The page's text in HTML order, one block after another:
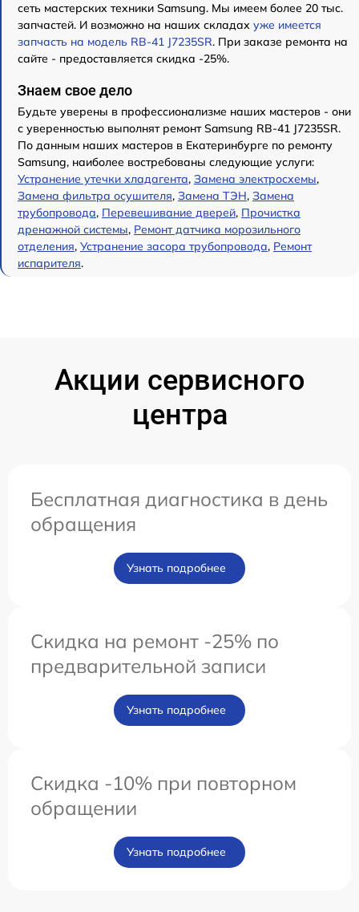
сеть мастерских техники Samsung. Мы имеем более 20 тыс.
запчастей. И возможно на наших складах уже имеется
запчасть на модель RB-41 J7235SR. При заказе ремонта на
сайте - предоставляется скидка -25%.
Знаем свое дело
Будьте уверены в профессионализме наших мастеров - они
с уверенностью выполнят ремонт Samsung RB-41 J7235SR.
По данным наших мастеров в Екатеринбурге по ремонту
Samsung, наиболее востребованы следующие услуги:
Устранение утечки хладагента, Замена электросхемы,
Замена фильтра осушителя, Замена ТЭН, Замена
трубопровода, Перевешивание дверей, Прочистка
дренажной системы, Ремонт датчика морозильного
отделения, Устранение засора трубопровода, Ремонт
испарителя.
Акции сервисного
центра
Бесплатная диагностика в день
обращения
Узнать подробнее
Скидка на ремонт -25% по
предварительной записи
Узнать подробнее
Скидка -10% при повторном
обращении
Узнать подробнее